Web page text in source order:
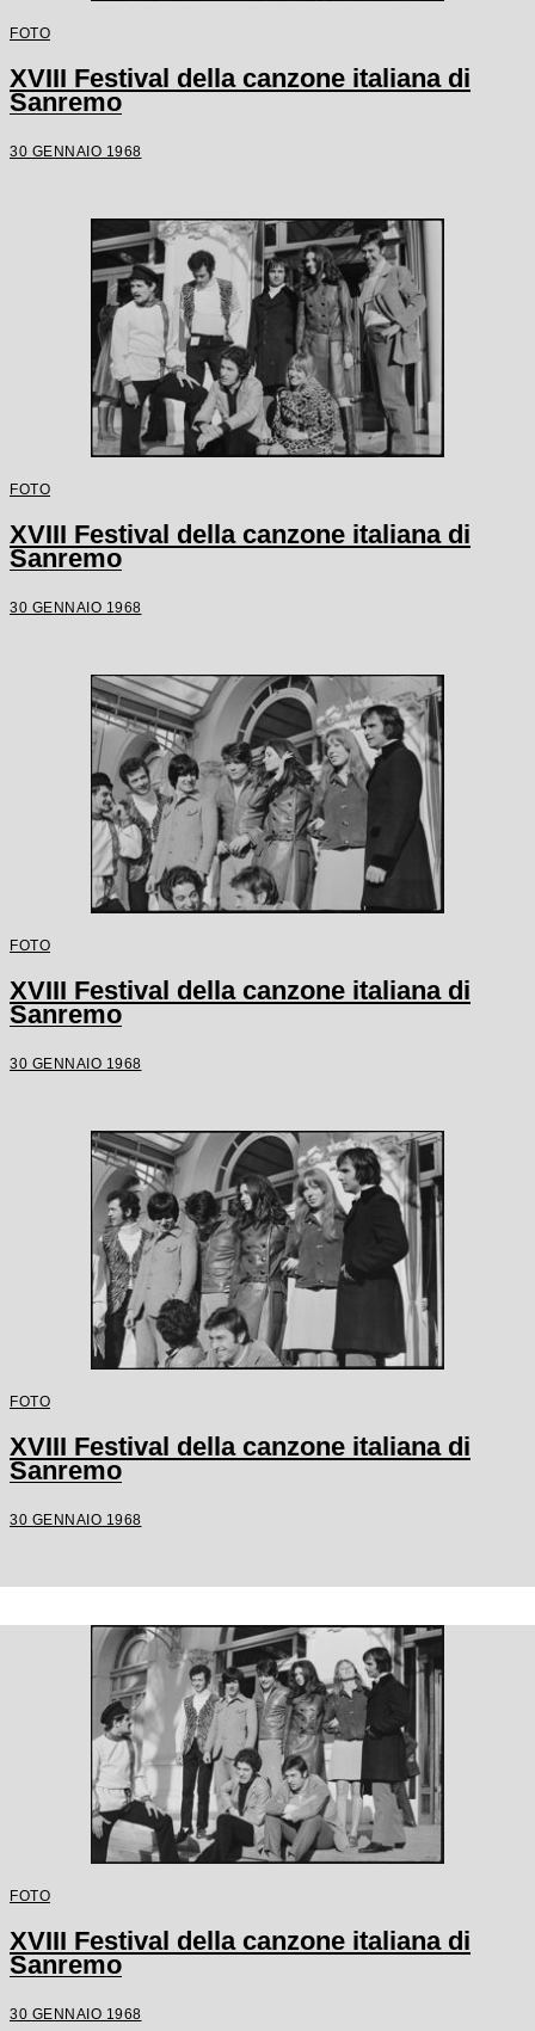
FOTO
XVIII Festival della canzone italiana di
Sanremo
30 GENNAIO 1968
FOTO
XVIII Festival della canzone italiana di
Sanremo
30 GENNAIO 1968
FOTO
XVIII Festival della canzone italiana di
Sanremo
30 GENNAIO 1968
FOTO
XVIII Festival della canzone italiana di
Sanremo
30 GENNAIO 1968
FOTO
XVIII Festival della canzone italiana di
Sanremo
30 GENNAIO 1968